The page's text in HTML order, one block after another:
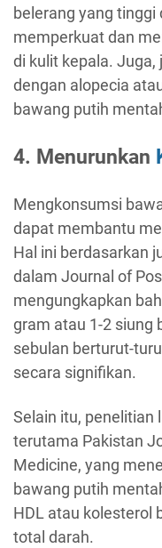
belerang yang
memperkuat dan
di kulit kepala.
dengan alopecia
bawang putih
4. Menurunkan
Mengkonsumsi
dapat membantu
Hal ini berdasarkan
dalam Journal of
mengungkapkan
gram atau 1-2 siung
sebulan berturut-
secara signifikan.
Selain itu, penelitian
terutama Pakistan
Medicine, yang
bawang putih
HDL atau kolesterol
total darah.